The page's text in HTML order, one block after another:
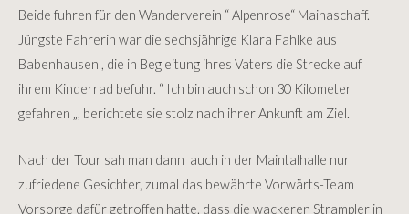
Beide fuhren für den Wanderverein “ Alpenrose“ Mainaschaff.
Jüngste Fahrerin war die sechsjährige Klara Fahlke aus
Babenhausen , die in Begleitung ihres Vaters die Strecke auf
ihrem Kinderrad befuhr. “ Ich bin auch schon 30 Kilometer
gefahren „, berichtete sie stolz nach ihrer Ankunft am Ziel.
Nach der Tour sah man dann auch in der Maintalhalle nur
zufriedene Gesichter, zumal das bewährte Vorwärts-Team
Vorsorge dafür getroffen hatte. dass die wackeren Strampler in